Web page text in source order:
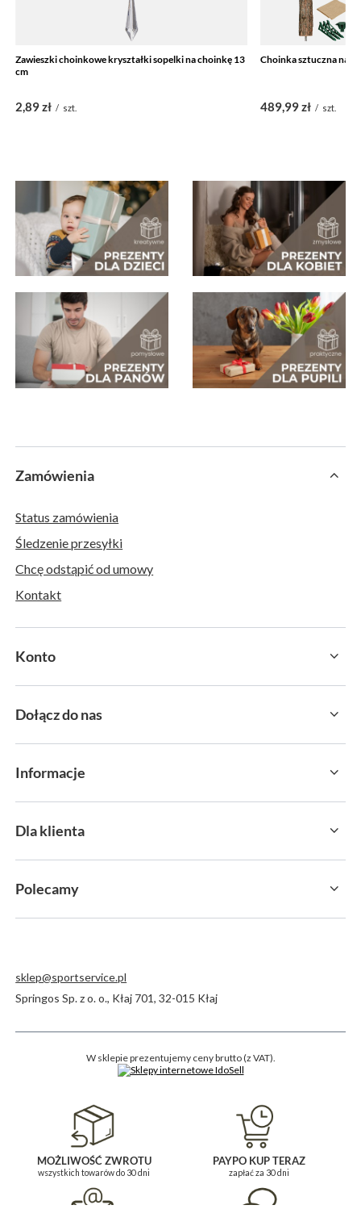
Zawieszki choinkowe kryształki sopelki na choinkę 13
cm
2,89 zł / szt.
Choinka sztuczna na
489,99 zł / szt.
Zamówienia
Status zamówienia
Śledzenie przesyłki
Chcę odstąpić od umowy
Kontakt
Konto
Dołącz do nas
Informacje
Dla klienta
Polecamy
sklep@sportservice.pl
Springos Sp. z o. o., Kłaj 701,32-015 Kłaj
W sklepie prezentujemy ceny brutto (z VAT).
MOŻLIWOŚĆ ZWROTU
wszystkich towarów do 30 dni
PAYPO KUP TERAZ
zapłać za 30 dni